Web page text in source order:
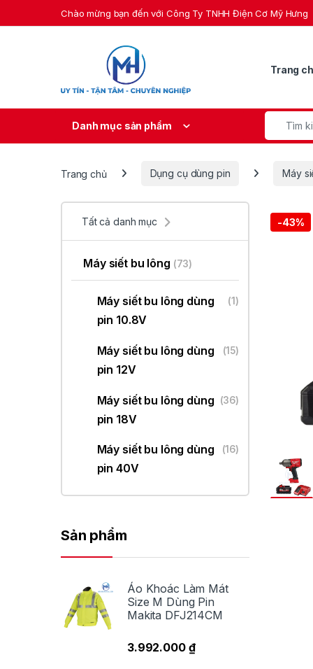
Skip to navigationChào mừng bạn đến với Công Ty TNHH Điện Cơ Mỹ Hưng
Trang
Danh mục sản phẩm
Search for:
Trang chủ Dụng cụ dùng pin Máy
-43%
Tất cả danh mục
Máy siết bu lông (73)
Máy siết bu lông dùng
pin 10.8V
(1)
Máy siết bu lông dùng
pin 12V
(15)
Máy siết bu lông dùng
pin 18V
(36)
Máy siết bu lông dùng
pin 40V
(16)
Sản phẩm
Áo Khoác Làm Mát
Size M Dùng Pin
Makita DFJ214CM
3.992.000 ₫